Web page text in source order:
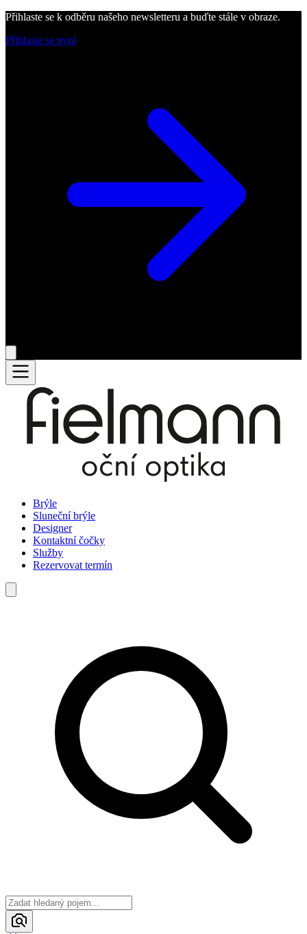
Přihlaste se k odběru našeho newsletteru a buďte stále v obraze.
Přihlaste se nyní
Brýle
Sluneční brýle
Designer
Kontaktní čočky
Služby
Rezervovat termín